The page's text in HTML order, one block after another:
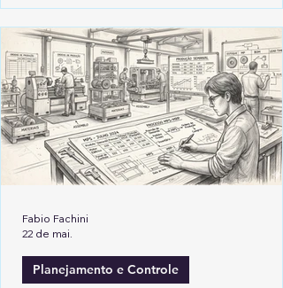
Planejamento e Controle
Fabio Fachini
22 de mai.